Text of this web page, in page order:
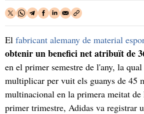
El fabricant alemany de material
obtenir un benefici net atribuït de
en el primer semestre de l'any, la qual
multiplicar per vuit els guanys de 45
multinacional en la primera meitat
primer trimestre, Adidas va registrar